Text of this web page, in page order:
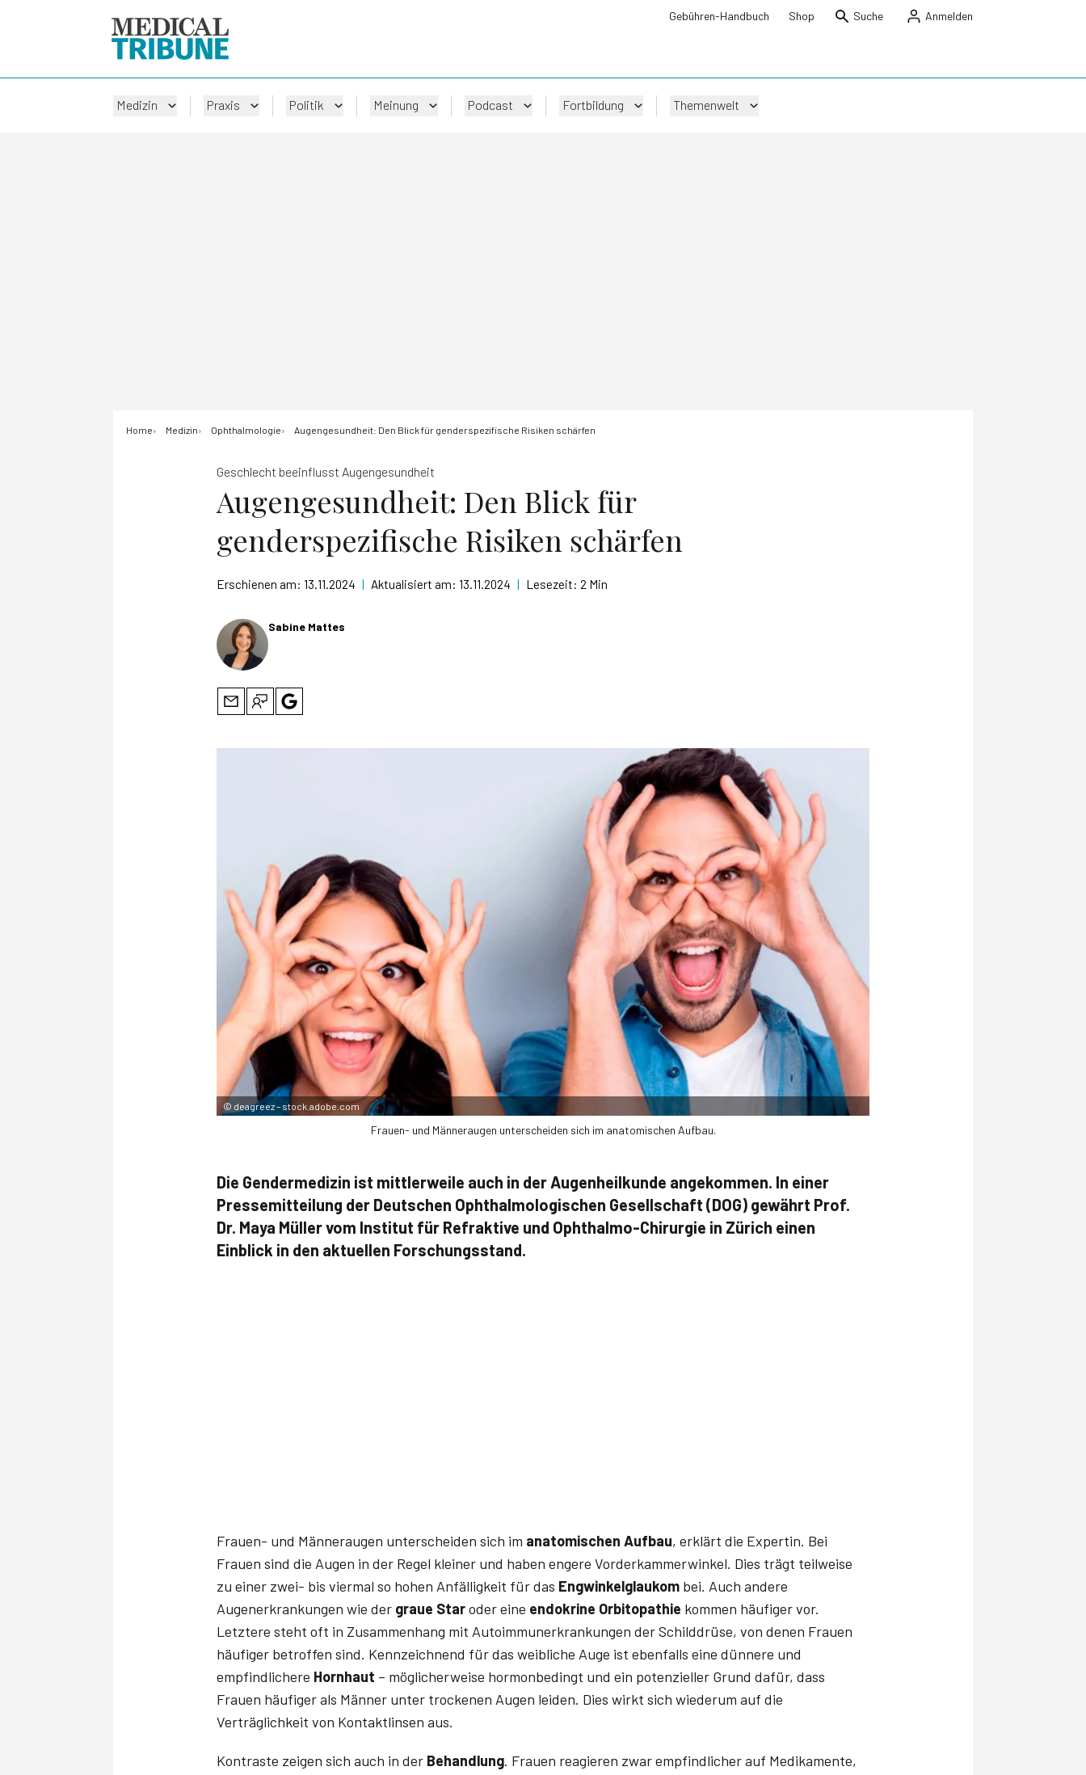
Gebühren-Handbuch Shop Suche Anmelden
Medizin Praxis Politik Meinung Podcast Fortbildung Themenwelt
Home Medizin Ophthalmologie Augengesundheit: Den Blick für genderspezifische Risiken schärfen
Geschlecht beeinflusst Augengesundheit
Augengesundheit: Den Blick für
genderspezifische Risiken schärfen
Erschienen am: 13.11.2024 | Aktualisiert am: 13.11.2024 | Lesezeit: 2 Min
Sabine Mattes
© deagreez – stock.adobe.com
Frauen- und Männeraugen unterscheiden sich im anatomischen Aufbau.
Die Gendermedizin ist mittlerweile auch in der Augenheilkunde angekommen. In einer
Pressemitteilung der Deutschen Ophthalmologischen Gesellschaft (DOG) gewährt Prof.
Dr. Maya Müller vom Institut für Refraktive und Ophthalmo-Chirurgie in Zürich einen
Einblick in den aktuellen Forschungsstand.
Frauen- und Männeraugen unterscheiden sich im anatomischen Aufbau, erklärt die Expertin. Bei
Frauen sind die Augen in der Regel kleiner und haben engere Vorderkammerwinkel. Dies trägt teilweise
zu einer zwei- bis viermal so hohen Anfälligkeit für das Engwinkelglaukom bei. Auch andere
Augenerkrankungen wie der graue Staroder eine endokrine Orbitopathie kommen häufiger vor.
Letztere steht oft in Zusammenhang mit Autoimmunerkrankungen der Schilddrüse, von denen Frauen
häufiger betroffen sind. Kennzeichnend für das weibliche Auge ist ebenfalls eine dünnere und
empfindlichere Hornhaut – möglicherweise hormonbedingt und ein potenzieller Grund dafür, dass
Frauen häufiger als Männer unter trockenen Augen leiden. Dies wirkt sich wiederum auf die
Verträglichkeit von Kontaktlinsen aus.
Kontraste zeigen sich auch in der Behandlung. Frauen reagieren zwar empfindlicher auf Medikamente,